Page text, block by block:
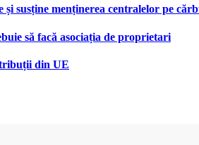
susține menținerea centralelor pe
să facă asociația de proprietari
din UE